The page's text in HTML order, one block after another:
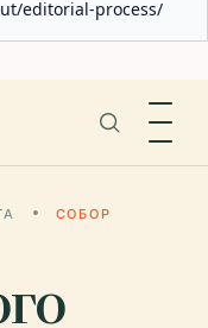
editorial-process/
СОБОР